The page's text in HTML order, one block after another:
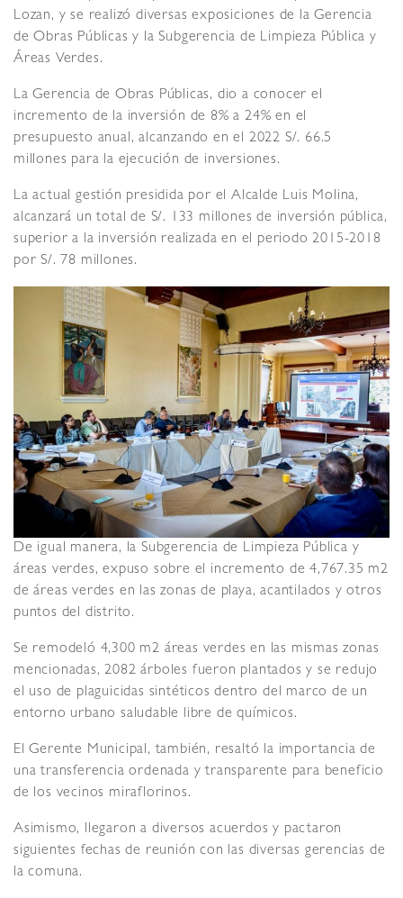
Lozan, y se realizó diversas exposiciones de la Gerencia
de Obras Públicas y la Subgerencia de Limpieza Pública y
Áreas Verdes.
La Gerencia de Obras Públicas, dio a conocer el
incremento de la inversión de 8% a 24% en el
presupuesto anual, alcanzando en el 2022 S/. 66.5
millones para la ejecución de inversiones.
La actual gestión presidida por el Alcalde Luis Molina,
alcanzará un total de S/. 133 millones de inversión pública,
superior a la inversión realizada en el periodo 2015-2018
por S/. 78 millones.
De igual manera, la Subgerencia de Limpieza Pública y
áreas verdes, expuso sobre el incremento de 4,767.35 m2
de áreas verdes en las zonas de playa, acantilados y otros
puntos del distrito.
Se remodeló 4,300 m2 áreas verdes en las mismas zonas
mencionadas, 2082 árboles fueron plantados y se redujo
el uso de plaguicidas sintéticos dentro del marco de un
entorno urbano saludable libre de químicos.
El Gerente Municipal, también, resaltó la importancia de
una transferencia ordenada y transparente para beneficio
de los vecinos miraflorinos.
Asimismo, llegaron a diversos acuerdos y pactaron
siguientes fechas de reunión con las diversas gerencias de
la comuna.